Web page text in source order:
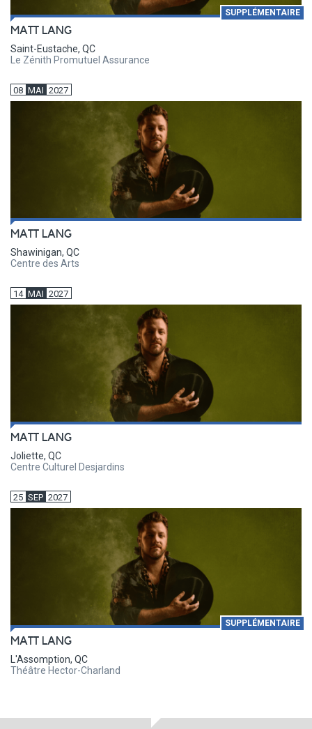
SUPPLÉMENTAIRE
MATT LANG
Saint-Eustache, QC
Le Zénith Promutuel Assurance
08 MAI 2027
MATT LANG
Shawinigan, QC
Centre des Arts
14 MAI 2027
MATT LANG
Joliette, QC
Centre Culturel Desjardins
25 SEP 2027
SUPPLÉMENTAIRE
MATT LANG
L'Assomption, QC
Théâtre Hector-Charland